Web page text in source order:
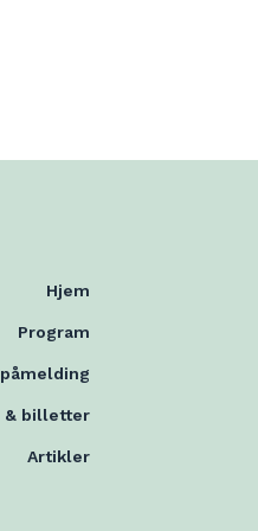
Hjem
Program
& billetter
Artikler